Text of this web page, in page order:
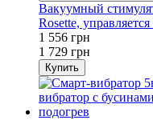
Вакуумный
Rosette,
1 556 грн
1 729 грн
Купить